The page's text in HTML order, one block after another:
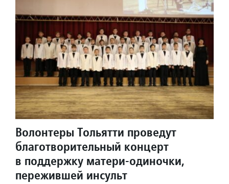
Волонтеры Тольятти проведут
благотворительный концерт
в поддержку матери-одиночки,
пережившей инсульт